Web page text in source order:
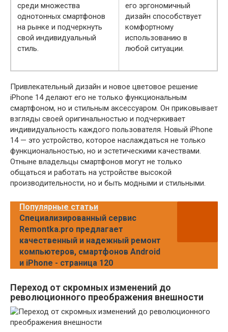
среди множества
однотонных смартфонов
на рынке и подчеркнуть
свой индивидуальный
стиль.
его эргономичный
дизайн способствует
комфортному
использованию в
любой ситуации.
Привлекательный дизайн и новое цветовое решение
iPhone 14 делают его не только функциональным
смартфоном, но и стильным аксессуаром. Он приковывает
взгляды своей оригинальностью и подчеркивает
индивидуальность каждого пользователя. Новый iPhone
14 — это устройство, которое наслаждаться не только
функциональностью, но и эстетическими качествами.
Отныне владельцы смартфонов могут не только
общаться и работать на устройстве высокой
производительности, но и быть модными и стильными.
Популярные статьи
Специализированный сервис
Remontka.pro предлагает
качественный и надежный ремонт
компьютеров, смартфонов Android
и iPhone - страница 120
Переход от скромных изменений до
революционного преображения внешности